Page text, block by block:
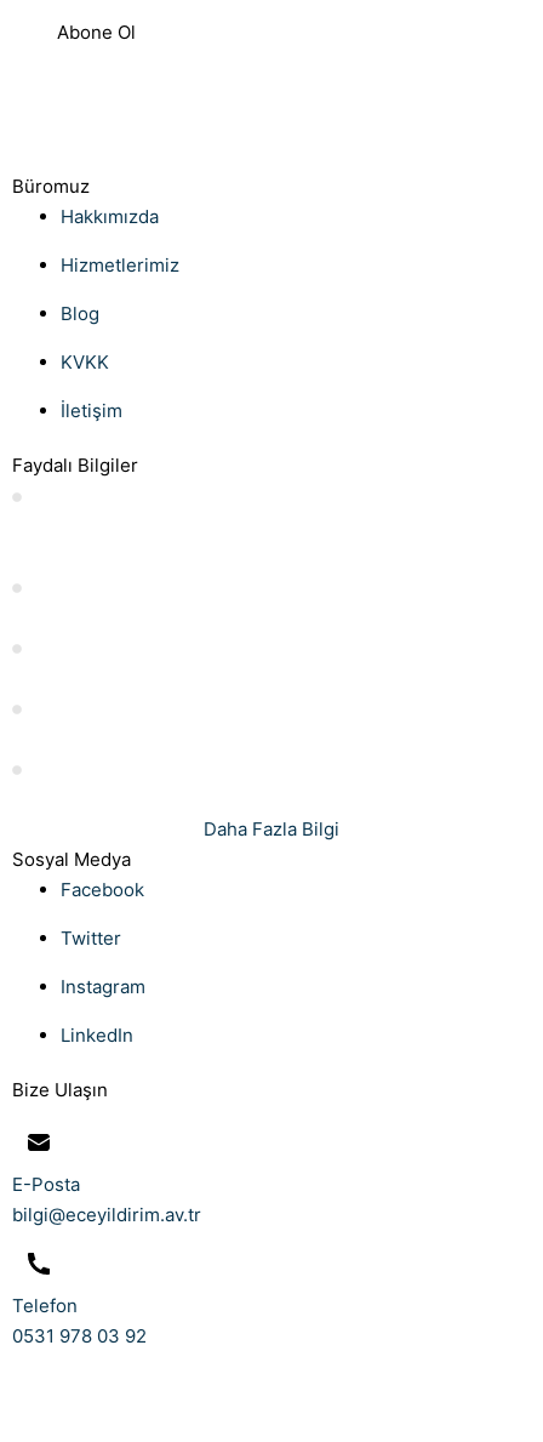
Abone Ol
Büromuz
Hakkımızda
Hizmetlerimiz
Blog
KVKK
İletişim
Faydalı Bilgiler
Daha Fazla Bilgi
Sosyal Medya
Facebook
Twitter
Instagram
LinkedIn
Bize Ulaşın
E-Posta
bilgi@eceyildirim.av.tr
Telefon
0531 978 03 92